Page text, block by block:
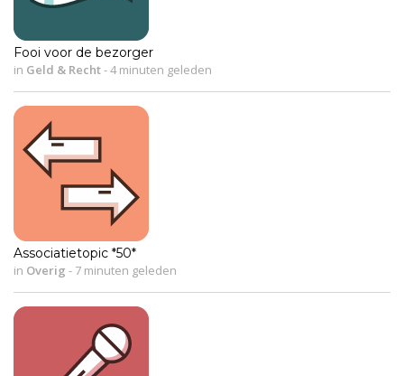
Fooi voor de bezorger
in Geld & Recht-4 minuten geleden
Associatietopic *50*
in Overig - 7 minuten geleden